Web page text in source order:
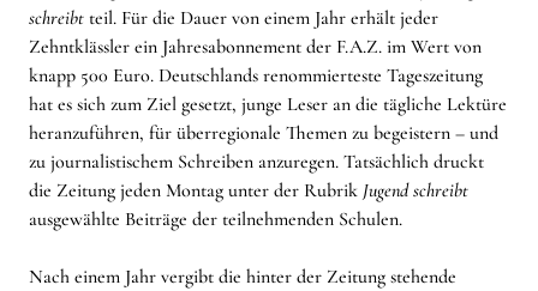
schreibt teil. Für die Dauer von einem Jahr erhält jeder
Zehntklässler ein Jahresabonnement der F.A.Z. im Wert von
knapp 500 Euro. Deutschlands renommierteste Tageszeitung
hat es sich zum Ziel gesetzt, junge Leser an die tägliche Lektüre
heranzuführen, für überregionale Themen zu begeistern – und
zu journalistischem Schreiben anzuregen. Tatsächlich druckt
die Zeitung jeden Montag unter der Rubrik Jugend schreibt
ausgewählte Beiträge der teilnehmenden Schulen.
Nach einem Jahr vergibt die hinter der Zeitung stehende